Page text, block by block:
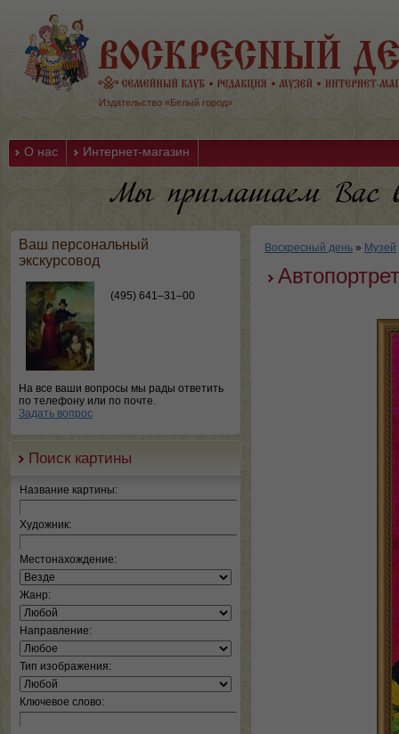
Издательство «Белый город»
О нас Интернет-магазин
Ваш персональный
экскурсовод
(495) 641–31–00
На все ваши вопросы мы рады ответить
по телефону или по почте.
Задать вопрос
Поиск картины
Название картины:
Художник:
Местонахождение:
Жанр:
Направление:
Тип изображения:
Ключевое слово:
Воскресный день » Музей
Автопортрет